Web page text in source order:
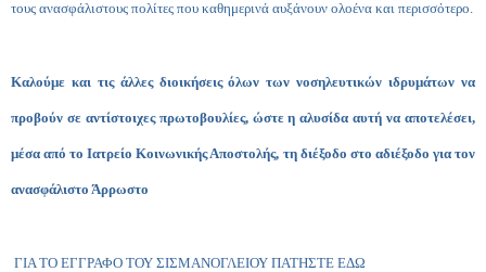
τους ανασφάλιστους πολίτες που καθημερινά αυξάνουν ολοένα και περισσότερο.
Καλούμε και τις άλλες διοικήσεις όλων των νοσηλευτικών ιδρυμάτων να
προβούν σε αντίστοιχες πρωτοβουλίες, ώστε η αλυσίδα αυτή να αποτελέσει,
μέσα από το Ιατρείο Κοινωνικής Αποστολής, τη διέξοδο στο αδιέξοδο για τον
ανασφάλιστο Άρρωστο
ΓΙΑ ΤΟ ΕΓΓΡΑΦΟ ΤΟΥ ΣΙΣΜΑΝΟΓΛΕΙΟΥ ΠΑΤΗΣΤΕ ΕΔΩ